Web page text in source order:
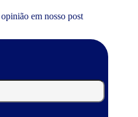
em nosso post